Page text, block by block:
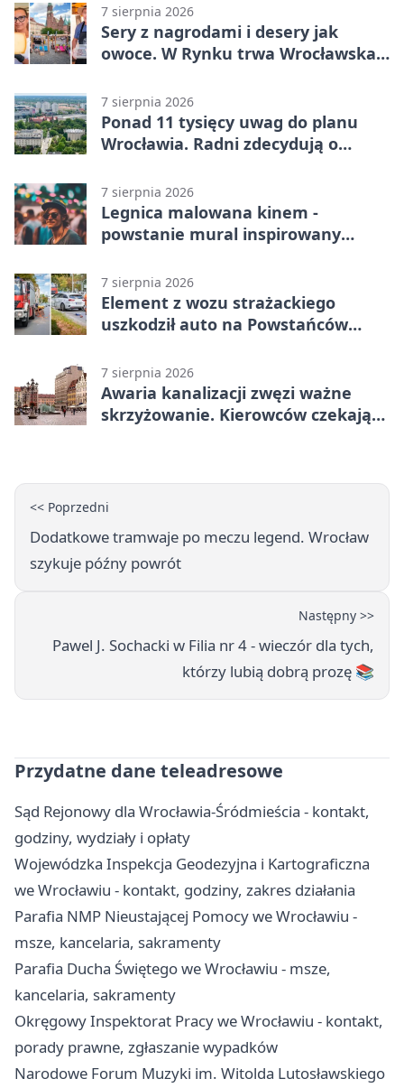
7 sierpnia 2026
Sery z nagrodami i desery jak
owoce. W Rynku trwa Wrocławska
7 sierpnia 2026
Ponad 11 tysięcy uwag do planu
Wrocławia. Radni zdecydują o
7 sierpnia 2026
Legnica malowana kinem -
powstanie mural inspirowany
7 sierpnia 2026
Element z wozu strażackiego
uszkodził auto na Powstańców
7 sierpnia 2026
Awaria kanalizacji zwęzi ważne
skrzyżowanie. Kierowców czekają
<< Poprzedni
Dodatkowe tramwaje po meczu legend. Wrocław
szykuje późny powrót
Następny >>
Pawel J. Sochacki w Filia nr 4 - wieczór dla tych,
którzy lubią dobrą prozę 📚
Przydatne dane teleadresowe
Sąd Rejonowy dla Wrocławia-Śródmieścia - kontakt,
godziny, wydziały i opłaty
Wojewódzka Inspekcja Geodezyjna i Kartograficzna
we Wrocławiu - kontakt, godziny, zakres działania
Parafia NMP Nieustającej Pomocy we Wrocławiu -
msze, kancelaria, sakramenty
Parafia Ducha Świętego we Wrocławiu - msze,
kancelaria, sakramenty
Okręgowy Inspektorat Pracy we Wrocławiu - kontakt,
porady prawne, zgłaszanie wypadków
Narodowe Forum Muzyki im. Witolda Lutosławskiego